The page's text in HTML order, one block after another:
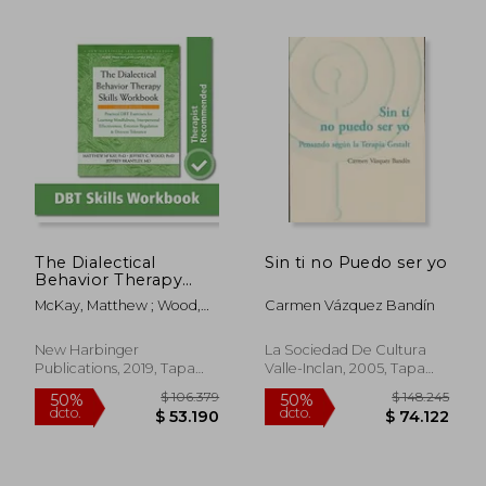
The Dialectical
Behavior Therapy
Skills Workbook:
Practical dbt
Learning Mindfulness,
Interpersonal
Emotion Regulation,
and Distress
McKay, Matthew ; Wood,
New Harbinger
Publications, 2019, Tapa
Blanda, Nuevo
Sin ti no Puedo ser yo
Carmen Vázquez Bandín
La Sociedad De Cultura
Valle-Inclan, 2005, Tapa
Blanda, Nuevo